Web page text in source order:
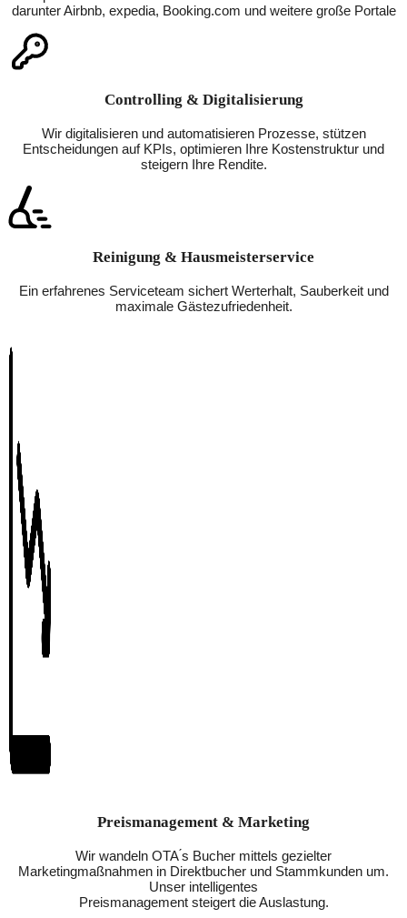
darunter Airbnb, expedia, Booking.com und weitere große Portale
Controlling & Digitalisierung
Wir digitalisieren und automatisieren Prozesse, stützen
Entscheidungen auf KPIs, optimieren Ihre Kostenstruktur und
steigern Ihre Rendite.
Reinigung & Hausmeisterservice
Ein erfahrenes Serviceteam sichert Werterhalt, Sauberkeit und
maximale Gästezufriedenheit.
Preismanagement & Marketing
Wir wandeln OTA ́s Bucher mittels gezielter
Marketingmaßnahmen in Direktbucher und Stammkunden um.
Unser intelligentes
Preismanagement steigert die Auslastung.